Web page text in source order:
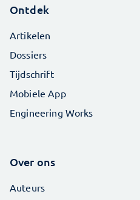
Ontdek
Artikelen
Dossiers
Tijdschrift
Mobiele App
Engineering Works
Over ons
Auteurs